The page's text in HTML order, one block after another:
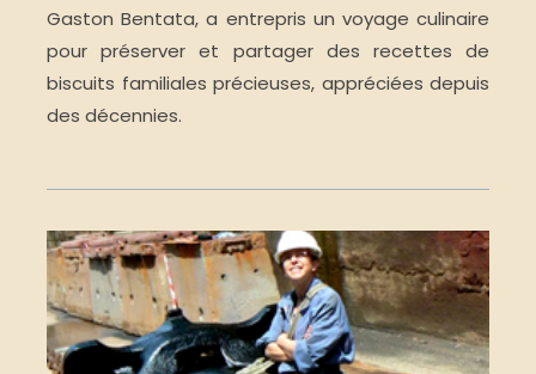
Gaston Bentata, a entrepris un voyage culinaire
pour préserver et partager des recettes de
biscuits familiales précieuses, appréciées depuis
des décennies.